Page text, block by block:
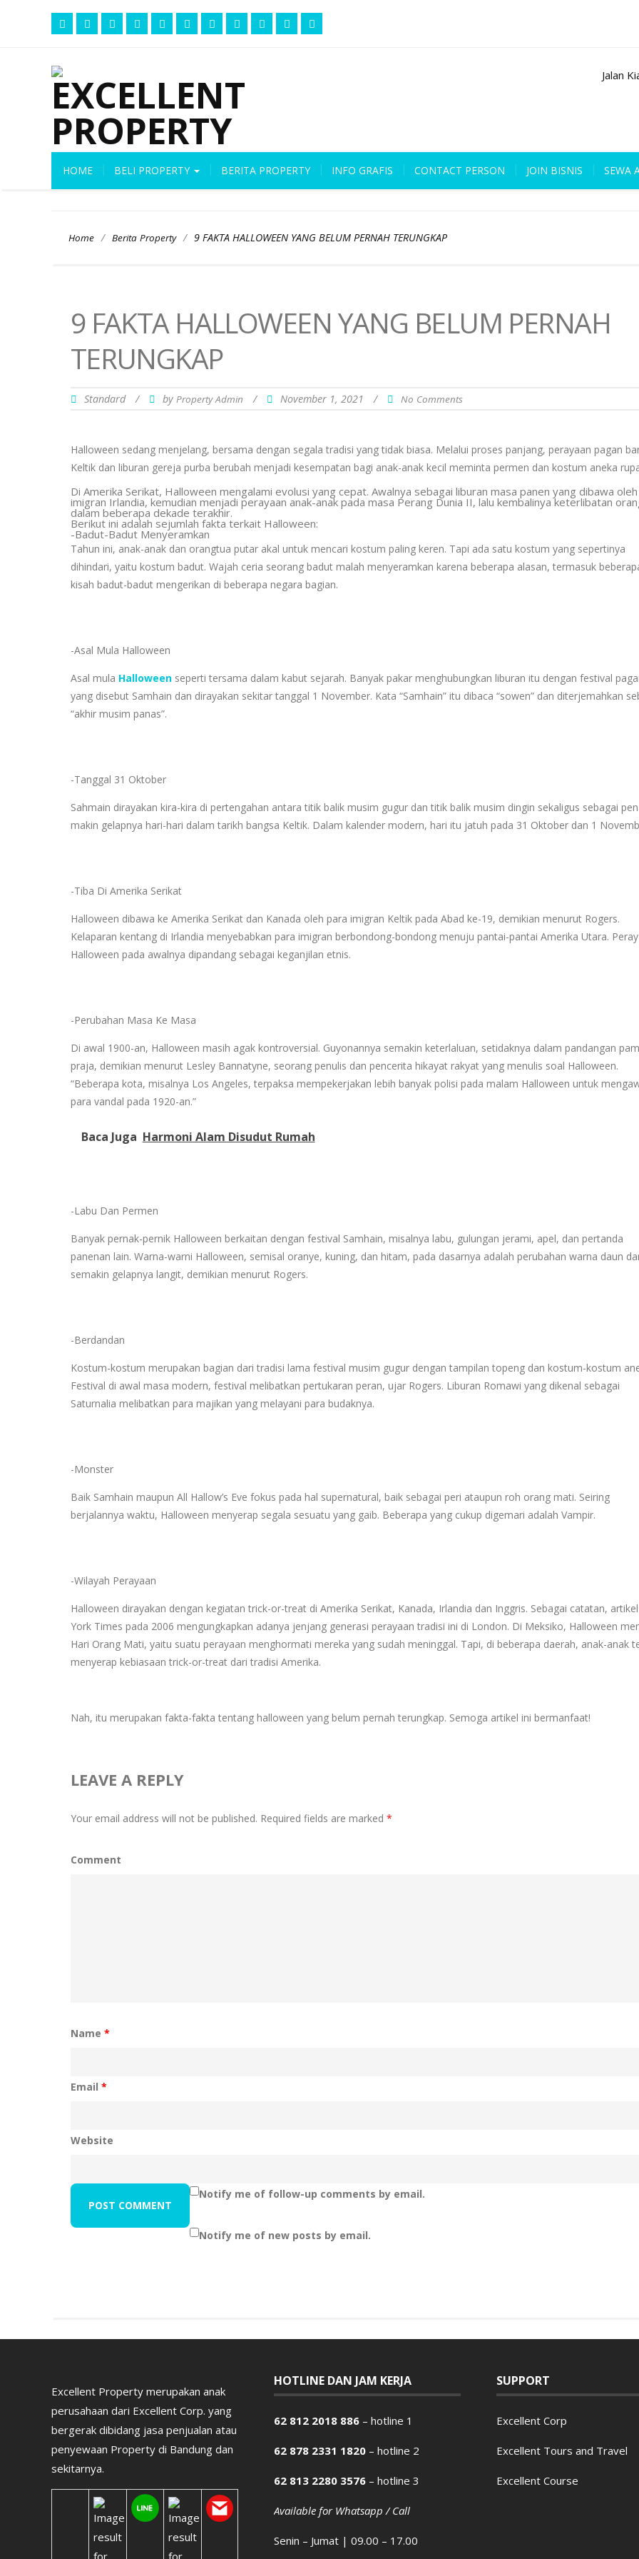
Jalan
HOME BELI PROPERTY BERITA PROPERTY INFO GRAFIS CONTACT PERSON JOIN BISNIS SEWA
Home / Berita Property / 9 FAKTA HALLOWEEN YANG BELUM PERNAH TERUNGKAP
9 FAKTA HALLOWEEN YANG BELUM PERNAH
TERUNGKAP
Standard / by Property Admin / November 1, 2021 / No Comments
Halloween sedang menjelang, bersama dengan segala tradisi yang tidak biasa. Melalui proses panjang, perayaan pagan
Keltik dan liburan gereja purba berubah menjadi kesempatan bagi anak-anak kecil meminta permen dan kostum aneka
Di Amerika Serikat, Halloween mengalami evolusi yang cepat. Awalnya sebagai liburan masa panen yang dibawa
imigran Irlandia, kemudian menjadi perayaan anak-anak pada masa Perang Dunia II, lalu kembalinya keterlibatan
dalam beberapa dekade terakhir.
Berikut ini adalah sejumlah fakta terkait Halloween:
-Badut-Badut Menyeramkan
Tahun ini, anak-anak dan orangtua putar akal untuk mencari kostum paling keren. Tapi ada satu kostum yang sepertinya
dihindari, yaitu kostum badut. Wajah ceria seorang badut malah menyeramkan karena beberapa alasan, termasuk
kisah badut-badut mengerikan di beberapa negara bagian.
-Asal Mula Halloween
Asal mula Halloweenseperti tersama dalam kabut sejarah. Banyak pakar menghubungkan liburan itu dengan festival
yang disebut Samhain dan dirayakan sekitar tanggal 1 November. Kata “Samhain” itu dibaca “sowen” dan diterjemahkan
“akhir musim panas”.
-Tanggal 31 Oktober
Sahmain dirayakan kira-kira di pertengahan antara titik balik musim gugur dan titik balik musim dingin sekaligus sebagai
makin gelapnya hari-hari dalam tarikh bangsa Keltik. Dalam kalender modern, hari itu jatuh pada 31 Oktober dan 1
-Tiba Di Amerika Serikat
Halloween dibawa ke Amerika Serikat dan Kanada oleh para imigran Keltik pada Abad ke-19, demikian menurut Rogers.
Kelaparan kentang di Irlandia menyebabkan para imigran berbondong-bondong menuju pantai-pantai Amerika Utara.
Halloween pada awalnya dipandang sebagai keganjilan etnis.
-Perubahan Masa Ke Masa
Di awal 1900-an, Halloween masih agak kontroversial. Guyonannya semakin keterlaluan, setidaknya dalam pandangan
praja, demikian menurut Lesley Bannatyne, seorang penulis dan pencerita hikayat rakyat yang menulis soal Halloween.
“Beberapa kota, misalnya Los Angeles, terpaksa mempekerjakan lebih banyak polisi pada malam Halloween untuk
para vandal pada 1920-an.”
Baca Juga Harmoni Alam Disudut Rumah
-Labu Dan Permen
Banyak pernak-pernik Halloween berkaitan dengan festival Samhain, misalnya labu, gulungan jerami, apel, dan pertanda
panenan lain. Warna-warni Halloween, semisal oranye, kuning, dan hitam, pada dasarnya adalah perubahan warna daun
semakin gelapnya langit, demikian menurut Rogers.
-Berdandan
Kostum-kostum merupakan bagian dari tradisi lama festival musim gugur dengan tampilan topeng dan kostum-kostum
Festival di awal masa modern, festival melibatkan pertukaran peran, ujar Rogers. Liburan Romawi yang dikenal sebagai
Saturnalia melibatkan para majikan yang melayani para budaknya.
-Monster
Baik Samhain maupun All Hallow’s Eve fokus pada hal supernatural, baik sebagai peri ataupun roh orang mati. Seiring
berjalannya waktu, Halloween menyerap segala sesuatu yang gaib. Beberapa yang cukup digemari adalah Vampir.
-Wilayah Perayaan
Halloween dirayakan dengan kegiatan trick-or-treat di Amerika Serikat, Kanada, Irlandia dan Inggris. Sebagai catatan,
York Times pada 2006 mengungkapkan adanya jenjang generasi perayaan tradisi ini di London. Di Meksiko, Halloween
Hari Orang Mati, yaitu suatu perayaan menghormati mereka yang sudah meninggal. Tapi, di beberapa daerah, anak-anak
menyerap kebiasaan trick-or-treat dari tradisi Amerika.
Nah, itu merupakan fakta-fakta tentang halloween yang belum pernah terungkap. Semoga artikel ini bermanfaat!
LEAVE A REPLY
Your email address will not be published. Required fields are marked *
Comment
Name *
Email *
Website
Notify me of follow-up comments by email.
Notify me of new posts by email.
Excellent Property merupakan anak
perusahaan dari Excellent Corp. yang
bergerak dibidang jasa penjualan atau
penyewaan Property di Bandung dan
sekitarnya.
HOTLINE DAN JAM KERJA
62 812 2018 886 – hotline 1
62 878 2331 1820 – hotline 2
62 813 2280 3576 – hotline 3
Available for Whatsapp / Call
Senin – Jumat | 09.00 – 17.00
SUPPORT
Excellent Corp
Excellent Tours and Travel
Excellent Course